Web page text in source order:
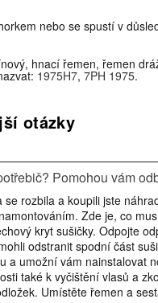
nebo se spustí v
hnací řemen, řemen
1975H7, 7PH 1975.
otázky
Pomohou vám
se rozbila a koupili jste
Zde je, co
kryt sušičky. Odpojte
odstranit spodní část
a umožní vám nainstalovat
také k vyčištění vlasů a
Umístěte řemen a